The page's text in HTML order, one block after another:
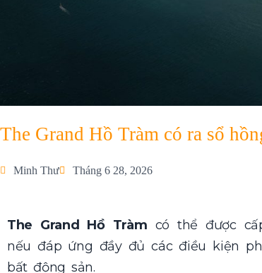
The Grand Hồ Tràm có ra sổ
Minh Thư Tháng 6 28, 2026
The Grand Hồ Tràm có thể được
nếu đáp ứng đầy đủ các điều kiện
bất động sản.